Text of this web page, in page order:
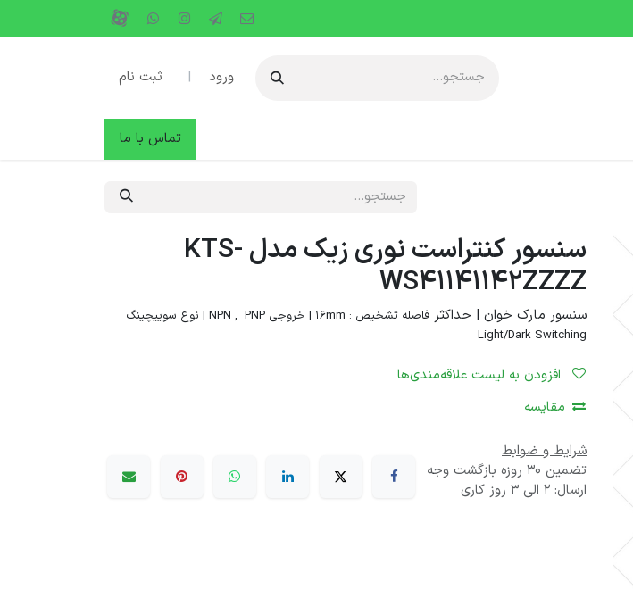
ورود | ثبت نام
تماس با ما
سنسور کنتراست نوری زیک مدل KTS-
WS41141142ZZZZ
سنسور مارک خوان | حداکثر
فاصله تشخیص : 16mm | خروجی NPN , PNP | نوع سوییچینگ
Light/Dark Switching
مقایسه
شرایط و ضوابط
تضمین 30 روزه بازگشت وجه
ارسال: 2 الی 3 روز کاری